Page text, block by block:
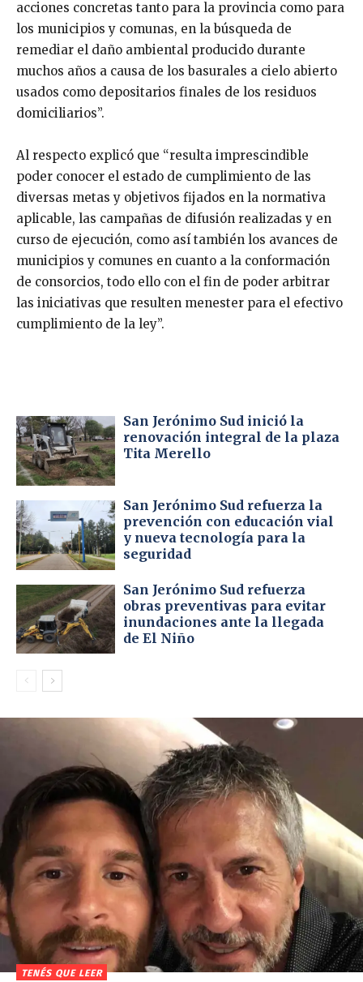
acciones concretas tanto para la provincia como para
los municipios y comunas, en la búsqueda de
remediar el daño ambiental producido durante
muchos años a causa de los basurales a cielo abierto
usados como depositarios finales de los residuos
domiciliarios”.
Al respecto explicó que “resulta imprescindible
poder conocer el estado de cumplimiento de las
diversas metas y objetivos fijados en la normativa
aplicable, las campañas de difusión realizadas y en
curso de ejecución, como así también los avances de
municipios y comunes en cuanto a la conformación
de consorcios, todo ello con el fin de poder arbitrar
las iniciativas que resulten menester para el efectivo
cumplimiento de la ley”.
San Jerónimo Sud inició la
renovación integral de la plaza
Tita Merello
San Jerónimo Sud refuerza la
prevención con educación vial
y nueva tecnología para la
seguridad
San Jerónimo Sud refuerza
obras preventivas para evitar
inundaciones ante la llegada
de El Niño
TENÉS QUE LEER